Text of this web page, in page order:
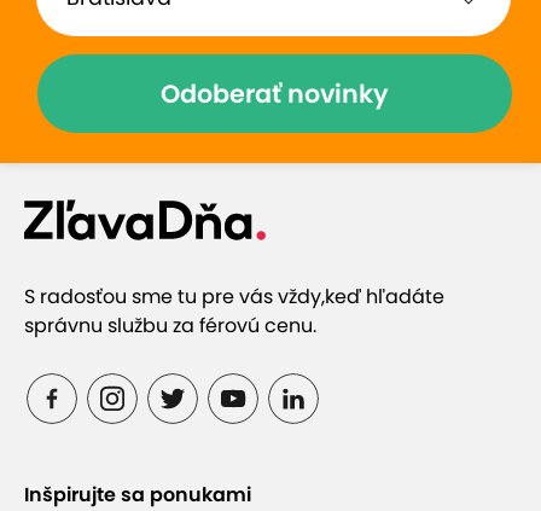
pokoj od reklám
Odoberať novinky
S radosťou sme tu pre vás vždy,keď hľadáte
správnu službu za férovú cenu.
Inšpirujte sa ponukami